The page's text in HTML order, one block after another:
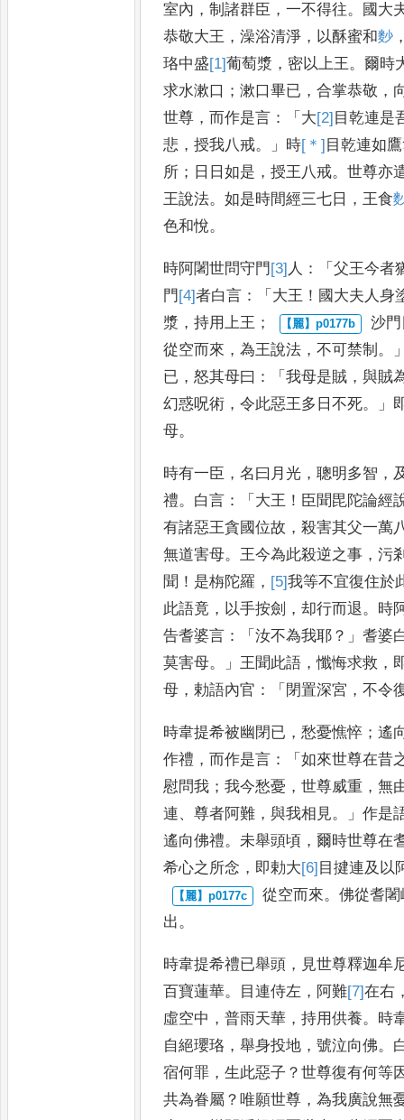
室內 ，制諸群臣 ，一不得往。
國大
恭敬大王 ，澡浴清淨 ， 以酥蜜和麨
珞中盛[1]葡萄漿 ， 密以上王。爾時
求水漱口 ；漱口畢已 ，合掌恭敬 ，
世尊 ， 而作是言 ： 「 大[2] 目乾連是
悲 ，授我八戒。」 時[＊] 目乾連如
所 ； 日日如是 ，授王八戒。世尊亦
王說法。如是時間經三七日 ，王食
色和悅。
時阿闍世問守門 [3] 人 ：「父王今者
門 [4]者白言 ：「 大王 ！ 國 大夫人身
漿 ，持用上王 ；
沙
從空而來 ，為王說法 ，不可禁制 。
已 ，怒其母曰 ：「我母是賊 ，與賊
幻惑呪術 ，令此惡王多日不死。」
母。
時有一臣 ，名曰月光 ，聰明多智 ，
禮。 白言 ：「 大王 ！ 臣聞毘陀論經
有諸惡王貪國位故 ，殺害其父一萬
無道害母。王今為此殺逆之事 ，污
聞 ！ 是栴陀羅 ， [5]我等不宜復住於
此語竟 ， 以手按劍 ，却行而退。 時
告耆婆言 ：「汝不為我耶 ？」耆婆
莫害母。」王聞此語 ，懺悔求救 ，
母 ，勅語內官 ：「 閉置深宮 ，不令
時韋提希被幽閉已 ，愁憂憔悴 ；遙
作禮 ， 而作是言 ：「如來世尊在昔
慰問我 ；我今愁憂 ，世尊威重 ，無
連、尊者阿難 ，與我相見。」作是
遙向佛禮。未舉頭頃 ，爾時世尊在
希心之所念 ， 即勅大[6] 目揵連及以
從空而來。佛從耆
出。
時韋提希禮已舉頭 ， 見世尊釋迦牟
百寶蓮華。 目連侍左 ， 阿難[7]在右
虛空中 ，普雨天華 ，持用供養。 時
自絕瓔珞 ，舉身投地 ，號泣向佛。
宿何罪 ，生此惡子 ？世尊復有何等
共為眷屬 ？唯願世尊 ，為我廣說無